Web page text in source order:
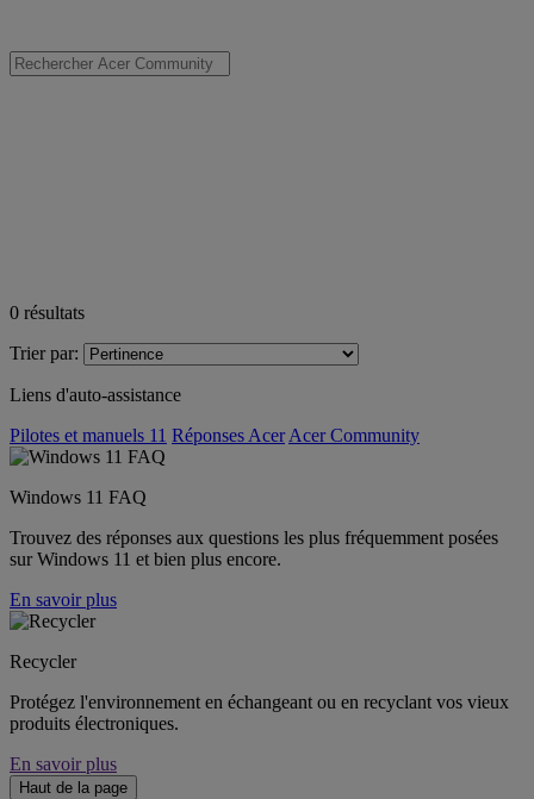
0 résultats
Trier par:
Liens d'auto-assistance
Pilotes et manuels 11 Réponses Acer Acer Community
Windows 11 FAQ
Trouvez des réponses aux questions les plus fréquemment posées
sur Windows 11 et bien plus encore.
En savoir plus
Recycler
Protégez l'environnement en échangeant ou en recyclant vos vieux
produits électroniques.
En savoir plus
Haut de la page